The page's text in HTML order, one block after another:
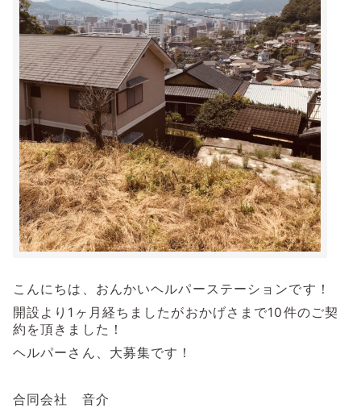
こんにちは、おんかいヘルパーステーションです！
開設より1ヶ月経ちましたがおかげさまで10件のご契
約を頂きました！
ヘルパーさん、大募集です！
合同会社 音介